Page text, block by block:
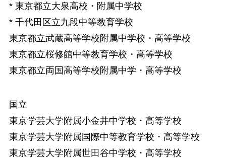
* 東京都立大泉高校・附属中学校
* 千代田区立九段中等教育学校
東京都立武蔵高等学校附属中学校・高等学校
東京都立桜修館中等教育学校・高等学校
東京都立両国高等学校附属中学・高等学校
国立
東京学芸大学附属小金井中学校・高等学校
東京学芸大学附属国際中等教育学校・高等学校
東京学芸大学附属世田谷中学校・高等学校